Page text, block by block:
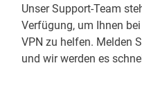
Unser Support-Team
Verfügung, um Ihnen
VPN zu helfen. Melden
und wir werden es